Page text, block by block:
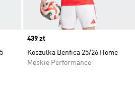
Price
439 zł
Koszulka Benfica 25/26 Home
Męskie Performance